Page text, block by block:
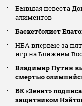
Бывшая невеста
алиментов
Баскетболист
НБА впервые за
игр на Ближнем
Владимир Путин
смертью
БК «Зенит»
защитником